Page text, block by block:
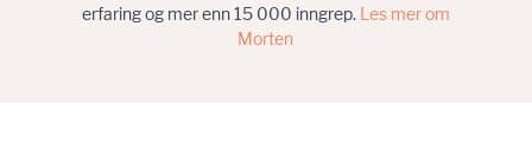
erfaring og mer enn 15 000 inngrep.
Les mer om
Morten